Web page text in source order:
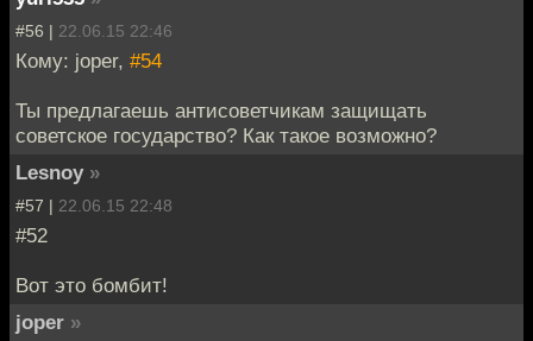
#56 | 22.06.15 22:46
Кому: joper, #54
Ты предлагаешь антисоветчикам защищать
советское государство? Как такое возможно?
Lesnoy »
#57 | 22.06.15 22:48
#52
Вот это бомбит!
joper »